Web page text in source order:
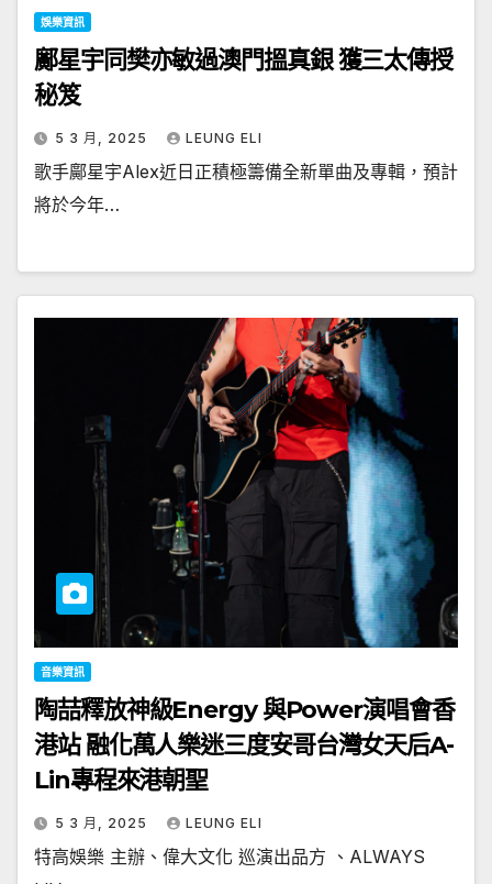
娛樂資訊
鄺星宇同樊亦敏過澳門搵真銀 獲三太傳授
秘笈
5 3 月, 2025 LEUNG ELI
歌手鄺星宇Alex近日正積極籌備全新單曲及專輯，預計
將於今年…
音樂資訊
陶喆釋放神級Energy 與Power演唱會香
港站 融化萬人樂迷三度安哥台灣女天后A-
Lin專程來港朝聖
5 3 月, 2025 LEUNG ELI
特高娛樂 主辦、偉大文化 巡演出品方 、ALWAYS